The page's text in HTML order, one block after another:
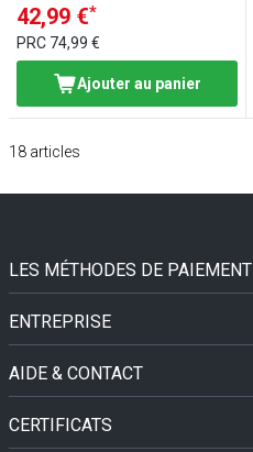
42,99 €*
PRC 74,99 €
Ajouter au panier
18 articles
LES MÉTHODES DE PAIEMENT
ENTREPRISE
AIDE & CONTACT
CERTIFICATS